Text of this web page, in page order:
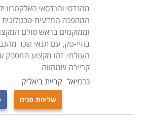
מהנדסי והנדסאי
המהפכה המדעית-טכנולוגית
וממוקמים בראש סולם
בהיי-טק, עם תנאי שכר
העולמי. זהו מקצוע המספק
קריירה שמהווה
כרמיאל קריית ביאליק
שליחת פניה